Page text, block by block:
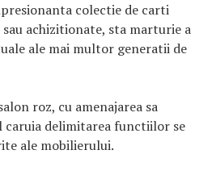
colectie de carti
achizitionate, sta marturie a
ale mai multor generatii de
roz, cu amenajarea sa
caruia delimitarea functiilor se
ale mobilierului.